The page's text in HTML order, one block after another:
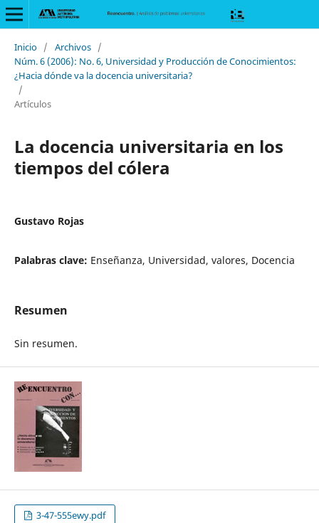
Inicio / Archivos /
Núm. 6 (2006): No. 6, Universidad y Producción de Conocimientos:
¿Hacia dónde va la docencia universitaria?
/
Artículos
La docencia universitaria en los
tiempos del cólera
Gustavo Rojas
Palabras clave: Enseñanza, Universidad, valores, Docencia
Resumen
Sin resumen.
3-47-555ewy.pdf